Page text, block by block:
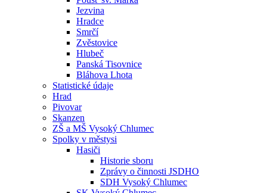
Jezvina
Hradce
Smrčí
Zvěstovice
Hlubeč
Panská Tisovnice
Bláhova Lhota
Statistické údaje
Hrad
Pivovar
Skanzen
ZŠ a MŠ Vysoký Chlumec
Spolky v městysi
Hasiči
Historie sboru
Zprávy o činnosti JSDHO
SDH Vysoký Chlumec